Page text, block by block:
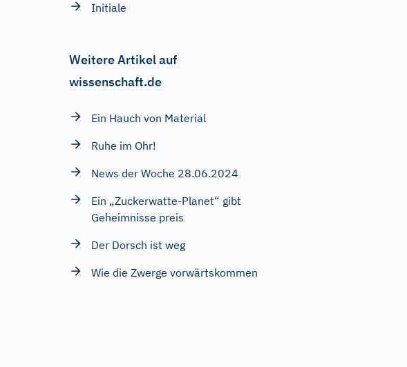
Initiale
Weitere Artikel auf
wissenschaft.de
Ein Hauch von Material
Ruhe im Ohr!
News der Woche 28.06.2024
Ein „Zuckerwatte-Planet“ gibt
Geheimnisse preis
Der Dorsch ist weg
Wie die Zwerge vorwärtskommen